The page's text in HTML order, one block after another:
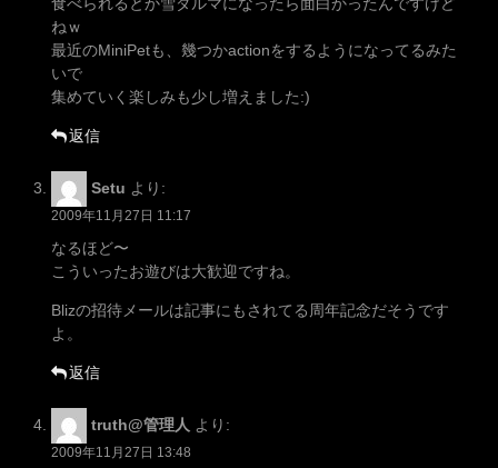
食べられるとか雪ダルマになったら面白かったんですけど
ねｗ
最近のMiniPetも、幾つかactionをするようになってるみた
いで
集めていく楽しみも少し増えました:)
返信
Setu より:
2009年11月27日 11:17
なるほど〜
こういったお遊びは大歓迎ですね。
Blizの招待メールは記事にもされてる周年記念だそうです
よ。
返信
truth@管理人 より:
2009年11月27日 13:48